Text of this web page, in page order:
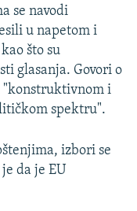
se navodi
u napetom i
što su
glasanja. Govori o
"konstruktivnom i
spektru".
izbori se
da je EU